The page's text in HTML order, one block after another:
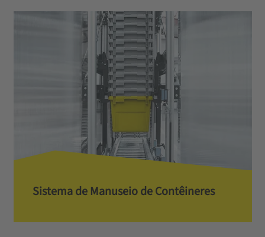
Sistema de Manuseio de Contêineres